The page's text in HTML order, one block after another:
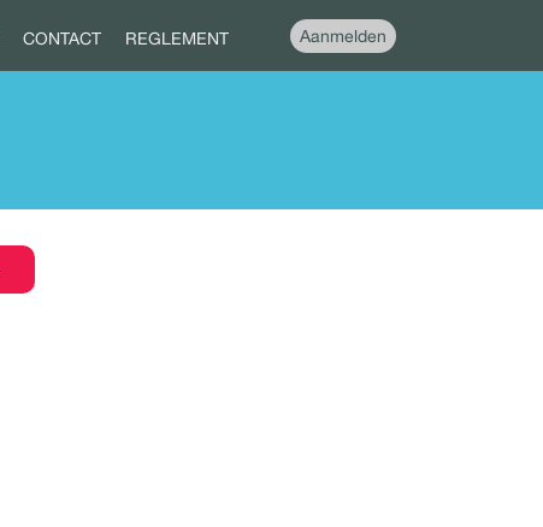
CONTACT REGLEMENT Aanmelden